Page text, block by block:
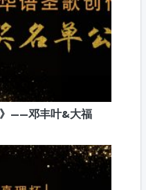
——邓丰叶&大福